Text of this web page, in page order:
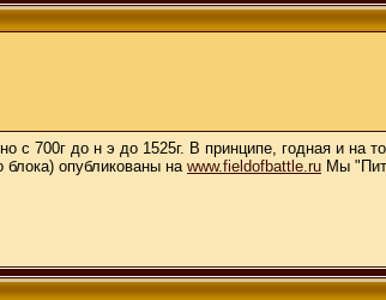
700г до н э до 1525г. В принципе, годная и на
блока) опубликованы на www.fieldofbattle.ru Мы